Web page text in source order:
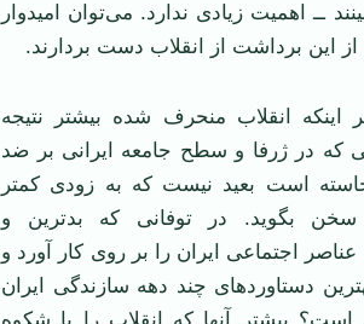
ــ اهمیت زیادی ندارد. می‌توان امیدوار
از این برداشت از انقلاب دست بردارند.
اینکه انقلاب منحرف شده بیشتر نتیجه
در ژرفا و سطح جامعه ایرانی بر ضد
است بعید نیست که به زودی کمتر
بگوید. در توفانی که بدترین و
اجتماعی ایران را بر روی کار آورد و
دستاوردهای چند دهه سازندگی ایران